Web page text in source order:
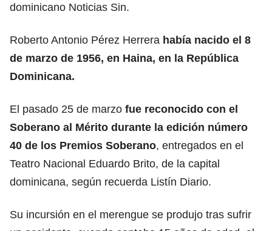
dominicano Noticias Sin.
Roberto Antonio Pérez Herrera había nacido el 8
de marzo de 1956, en Haina, en la República
Dominicana.
El pasado 25 de marzo fue reconocido con el
Soberano al Mérito durante la edición número
40 de los Premios Soberano, entregados en el
Teatro Nacional Eduardo Brito, de la capital
dominicana, según recuerda Listín Diario.
Su incursión en el merengue se produjo tras sufrir